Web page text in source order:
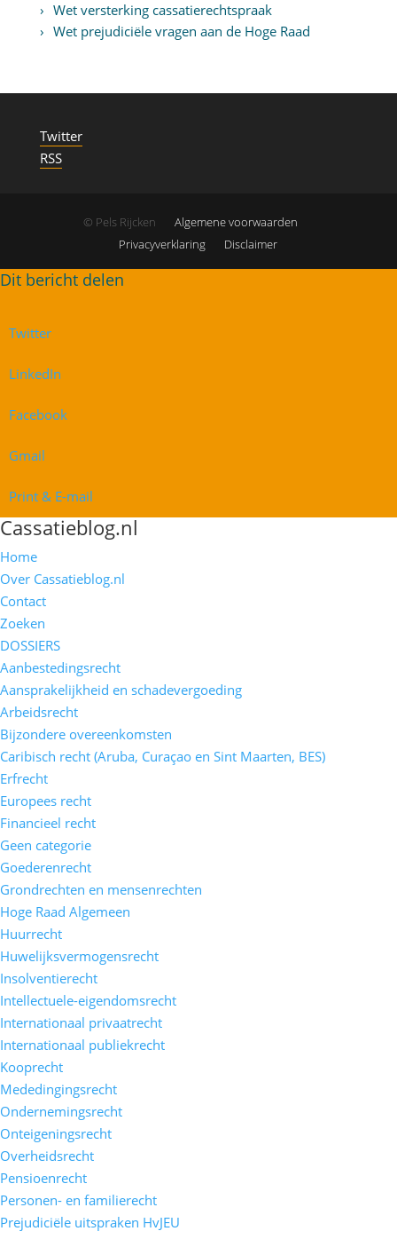
Wet versterking cassatierechtspraak
Wet prejudiciële vragen aan de Hoge Raad
Twitter
RSS
© Pels Rijcken
Algemene voorwaarden
Privacyverklaring
Disclaimer
Twitter
LinkedIn
Facebook
Gmail
Print & E-mail
Cassatieblog.nl
Home
Over Cassatieblog.nl
Contact
Zoeken
DOSSIERS
Aanbestedingsrecht
Aansprakelijkheid en schadevergoeding
Arbeidsrecht
Bijzondere overeenkomsten
Caribisch recht (Aruba, Curaçao en Sint Maarten, BES)
Erfrecht
Europees recht
Financieel recht
Geen categorie
Goederenrecht
Grondrechten en mensenrechten
Hoge Raad Algemeen
Huurrecht
Huwelijksvermogensrecht
Insolventierecht
Intellectuele-eigendomsrecht
Internationaal privaatrecht
Internationaal publiekrecht
Kooprecht
Mededingingsrecht
Ondernemingsrecht
Onteigeningsrecht
Overheidsrecht
Pensioenrecht
Personen- en familierecht
Prejudiciële uitspraken HvJEU